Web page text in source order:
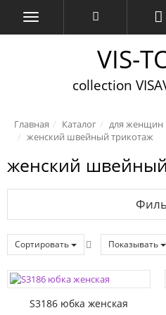
VIS-
collection
Главная Каталог для женщин
женский швейный трикотаж
женский
Сортировать Показывать
S3186 юбка женская